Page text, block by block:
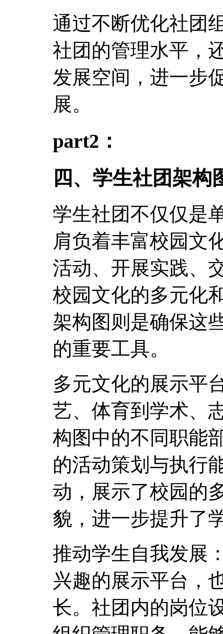
通过不断优化社团
社团的管理水平，
发展空间，进一步
展。
part2：
四、学生社团架构
学生社团不仅仅是
肩负着丰富校园文
活动、开展实践、
校园文化的多元化
架构图则是确保这
的重要工具。
多元文化的展示平
艺、体育到学术、
构图中的不同职能
的活动策划与执行
动，展示了校园的
貌，进一步提升了
推动学生自我发展
兴趣的展示平台，
长。社团内的岗位